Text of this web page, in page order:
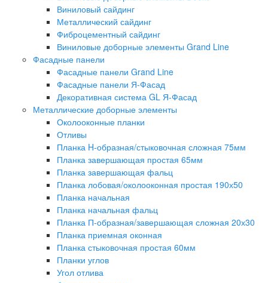
Виниловый сайдинг
Металлический сайдинг
Фиброцементный сайдинг
Виниловые доборные элементы Grand Line
Фасадные панели
Фасадные панели Grand Line
Фасадные панели Я-Фасад
Декоративная система GL Я-Фасад
Металлические доборные элементы
Околооконные планки
Отливы
Планка H-образная/стыковочная сложная 75мм
Планка завершающая простая 65мм
Планка завершающая фальц
Планка лобовая/околооконная простая 190х50
Планка начальная
Планка начальная фальц
Планка П-образная/завершающая сложная 20х30
Планка приемная оконная
Планка стыковочная простая 60мм
Планки углов
Угол отлива